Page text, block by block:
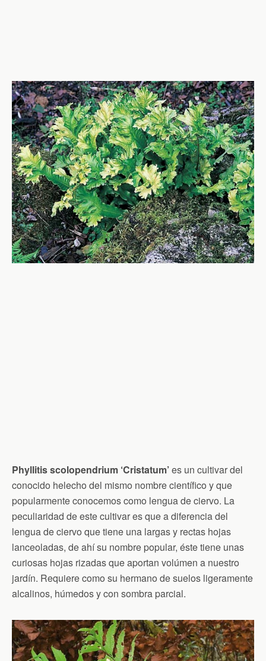
Phyllitis scolopendrium ‘Cristatum’es un cultivar del
conocido helecho del mismo nombre científico y que
popularmente conocemos como lengua de ciervo. La
peculiaridad de este cultivar es que a diferencia del
lengua de ciervo que tiene una largas y rectas hojas
lanceoladas, de ahí su nombre popular, éste tiene unas
curiosas hojas rizadas que aportan volúmen a nuestro
jardín. Requiere como su hermano de suelos ligeramente
alcalinos, húmedos y con sombra parcial.